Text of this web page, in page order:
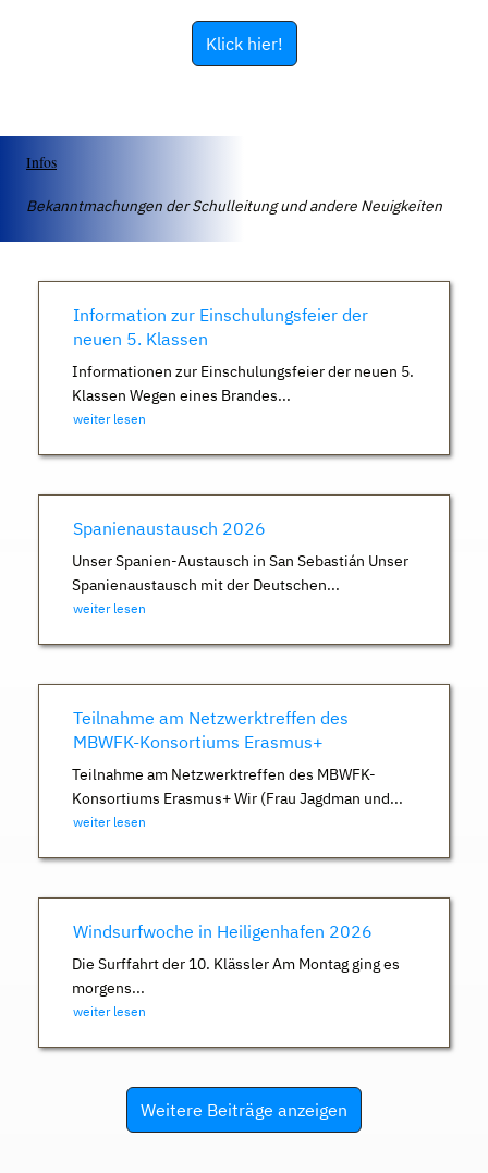
Klick hier!
Infos
Bekanntmachungen der Schulleitung und andere Neuigkeiten
Information zur Einschulungsfeier der
neuen 5. Klassen
Informationen zur Einschulungsfeier der neuen 5.
Klassen Wegen eines Brandes...
weiter lesen
Spanienaustausch 2026
Unser Spanien-Austausch in San Sebastián Unser
Spanienaustausch mit der Deutschen...
weiter lesen
Teilnahme am Netzwerktreffen des
MBWFK-Konsortiums Erasmus+
Teilnahme am Netzwerktreffen des MBWFK-
Konsortiums Erasmus+ Wir (Frau Jagdman und...
weiter lesen
Windsurfwoche in Heiligenhafen 2026
Die Surffahrt der 10. Klässler Am Montag ging es
morgens...
weiter lesen
Weitere Beiträge anzeigen